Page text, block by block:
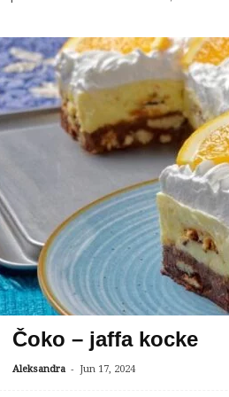
Čoko – jaffa kocke
Aleksandra - Jun 17, 2024